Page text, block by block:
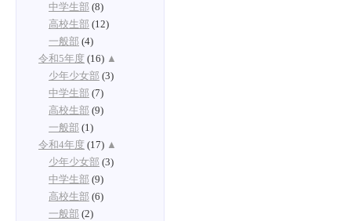
中学生部 (8)
高校生部 (12)
一般部 (4)
令和5年度 (16) ▲
少年少女部 (3)
中学生部 (7)
高校生部 (9)
一般部 (1)
令和4年度 (17) ▲
少年少女部 (3)
中学生部 (9)
高校生部 (6)
一般部 (2)